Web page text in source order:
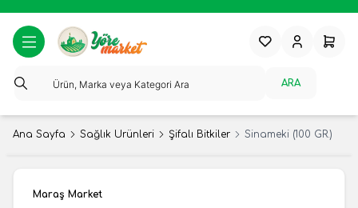
ARA
FavorilerimHesabım
Ana Sayfa Sağlık Ürünleri Şifalı Bitkiler Sinameki (100 GR.)
Maraş Market